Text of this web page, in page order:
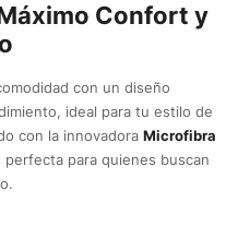
Confort y
con un diseño
ideal para tu estilo de
con la innovadora Microfibra
para quienes buscan